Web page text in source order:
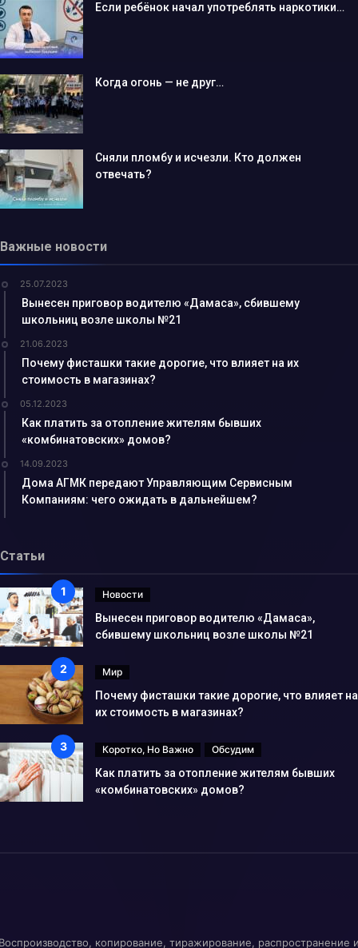
Если ребёнок начал употреблять наркотики…
Когда огонь — не друг…
Сняли пломбу и исчезли. Кто должен
отвечать?
Важные новости
25.07.2023
Вынесен приговор водителю «Дамаса», сбившему
школьниц возле школы №21
21.06.2023
Почему фисташки такие дорогие, что влияет на их
стоимость в магазинах?
05.12.2023
Как платить за отопление жителям бывших
«комбинатовских» домов?
14.09.2023
Дома АГМК передают Управляющим Сервисным
Компаниям: чего ожидать в дальнейшем?
Статьи
Новости
Вынесен приговор водителю «Дамаса»,
сбившему школьниц возле школы №21
Мир
Почему фисташки такие дорогие, что влияет на
их стоимость в магазинах?
Коротко, Но Важно Обсудим
Как платить за отопление жителям бывших
«комбинатовских» домов?
копирование, тиражирование, распространение